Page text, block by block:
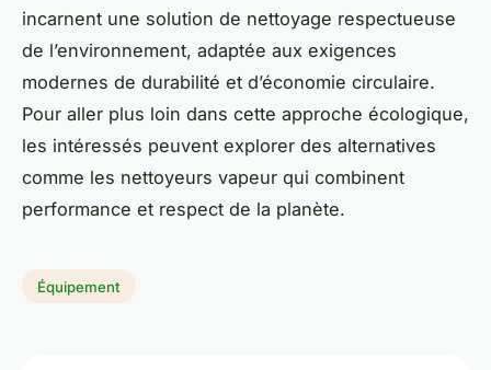
incarnent une solution de nettoyage respectueuse
de l’environnement, adaptée aux exigences
modernes de durabilité et d’économie circulaire.
Pour aller plus loin dans cette approche écologique,
les intéressés peuvent explorer des alternatives
comme les nettoyeurs vapeur qui combinent
performance et respect de la planète.
Équipement